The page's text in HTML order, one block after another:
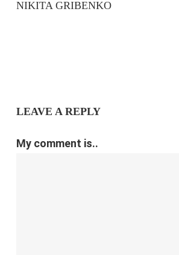
NIKITA GRIBENKO
LEAVE A REPLY
My comment is..